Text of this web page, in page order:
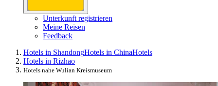
Unterkunft registrieren
Meine Reisen
Feedback
Hotels in ShandongHotels in ChinaHotels
Hotels in Rizhao
Hotels nahe Wulian Kreismuseum